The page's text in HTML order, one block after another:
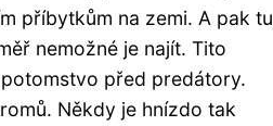
příbytkům na zemi. A pak tu
nemožné je najít. Tito
před predátory.
Někdy je hnízdo tak